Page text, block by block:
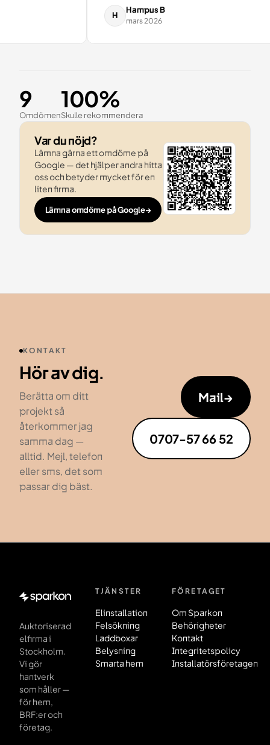
H
Hampus B
mars 2026
9
Omdömen
100%
Skulle rekommendera
Var du nöjd?
Lämna gärna ett omdöme på
Google — det hjälper andra hitta
oss och betyder mycket för en
liten firma.
Lämna omdöme på Google→
KONTAKT
Hör av dig.
Berätta om ditt
projekt så
återkommer jag
samma dag —
alltid. Mejl, telefon
eller sms, det som
passar dig bäst.
Mail→
0707-57 66 52
Sidfot
Auktoriserad
elfirma i
Stockholm.
Vi gör
hantverk
som håller —
för hem,
BRF:er och
företag.
TJÄNSTER
Elinstallation
Felsökning
Laddboxar
Belysning
Smarta hem
FÖRETAGET
Om Sparkon
Behörigheter
Kontakt
Integritetspolicy
Installatörsföretagen